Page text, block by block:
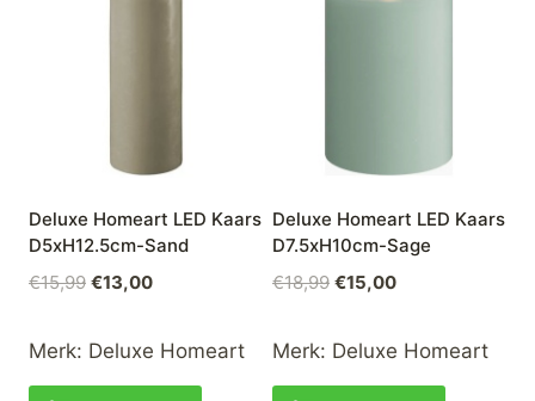
Deluxe Homeart LED Kaars
D5xH12.5cm-Sand
€15,99 Oorspronkelijke
was:
€13,00Huidige
is:
Merk: Deluxe Homeart
Deluxe Homeart LED Kaars
D7.5xH10cm-Sage
€18,99 Oorspronkelijke
was:
€15,00Huidige
is:
Merk: Deluxe Homeart